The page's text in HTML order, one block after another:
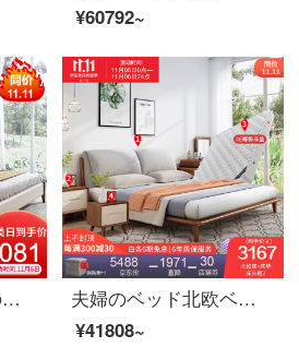
¥60792~
夫婦のベッド北欧のベッドの実木のダブルベッド1.8メートルのシンプルなベッドルームの皮芸姫の結婚式ベッドセットの家具のベッド+ベッドの頭台の2つの1800*2000
夫婦のベッド北欧ベッドのダブルベッド1.8メートルのシンプルなベッドルームは布芸ベッドの逸品家具のベッド+マットレス+マットレスの2つの1800*2000を解体して洗うことができます。
¥41808~